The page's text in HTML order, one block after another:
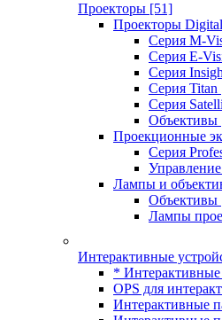
Проекторы [51]
Проекторы
Серия M-
Серия E-
Серия
Серия Titan
Серия
Объективы
Проекционные
Серия
Лампы и
Объективы
Лампы
Интерактивные
* Интерактивные
OPS для
Интерактивные